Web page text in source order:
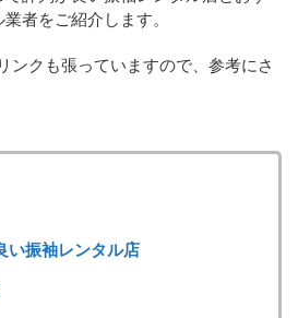
者をご紹介します。
ンクも張っていますので、参考にさ
い振袖レンタル店